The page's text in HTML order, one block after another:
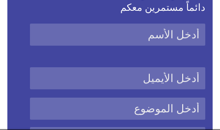
دائماً مستمرين معكم